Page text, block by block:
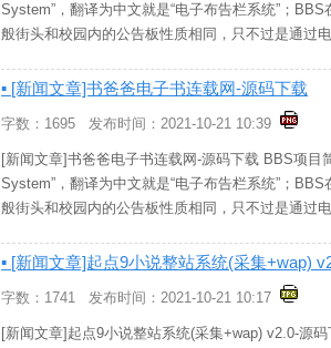
System”，翻译为中文就是“电子布告栏系统”；
般街头和校园内的公告板性质相同，只不过是通过
▪ [新闻文章]书爸爸电子书连载网-源码下载
字数：1695 发布时间：2021-10-21 10:39
[新闻文章]书爸爸电子书连载网-源码下载 BBS项目
System”，翻译为中文就是“电子布告栏系统”；
般街头和校园内的公告板性质相同，只不过是通过
▪ [新闻文章]起点9小说整站系统(采集+wap)
字数：1741 发布时间：2021-10-21 10:17
[新闻文章]起点9小说整站系统(采集+wap) v2.0-源